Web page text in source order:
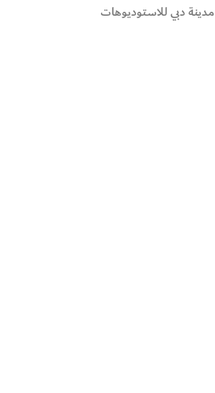
Visit
مدينة دبي للاستوديوهات